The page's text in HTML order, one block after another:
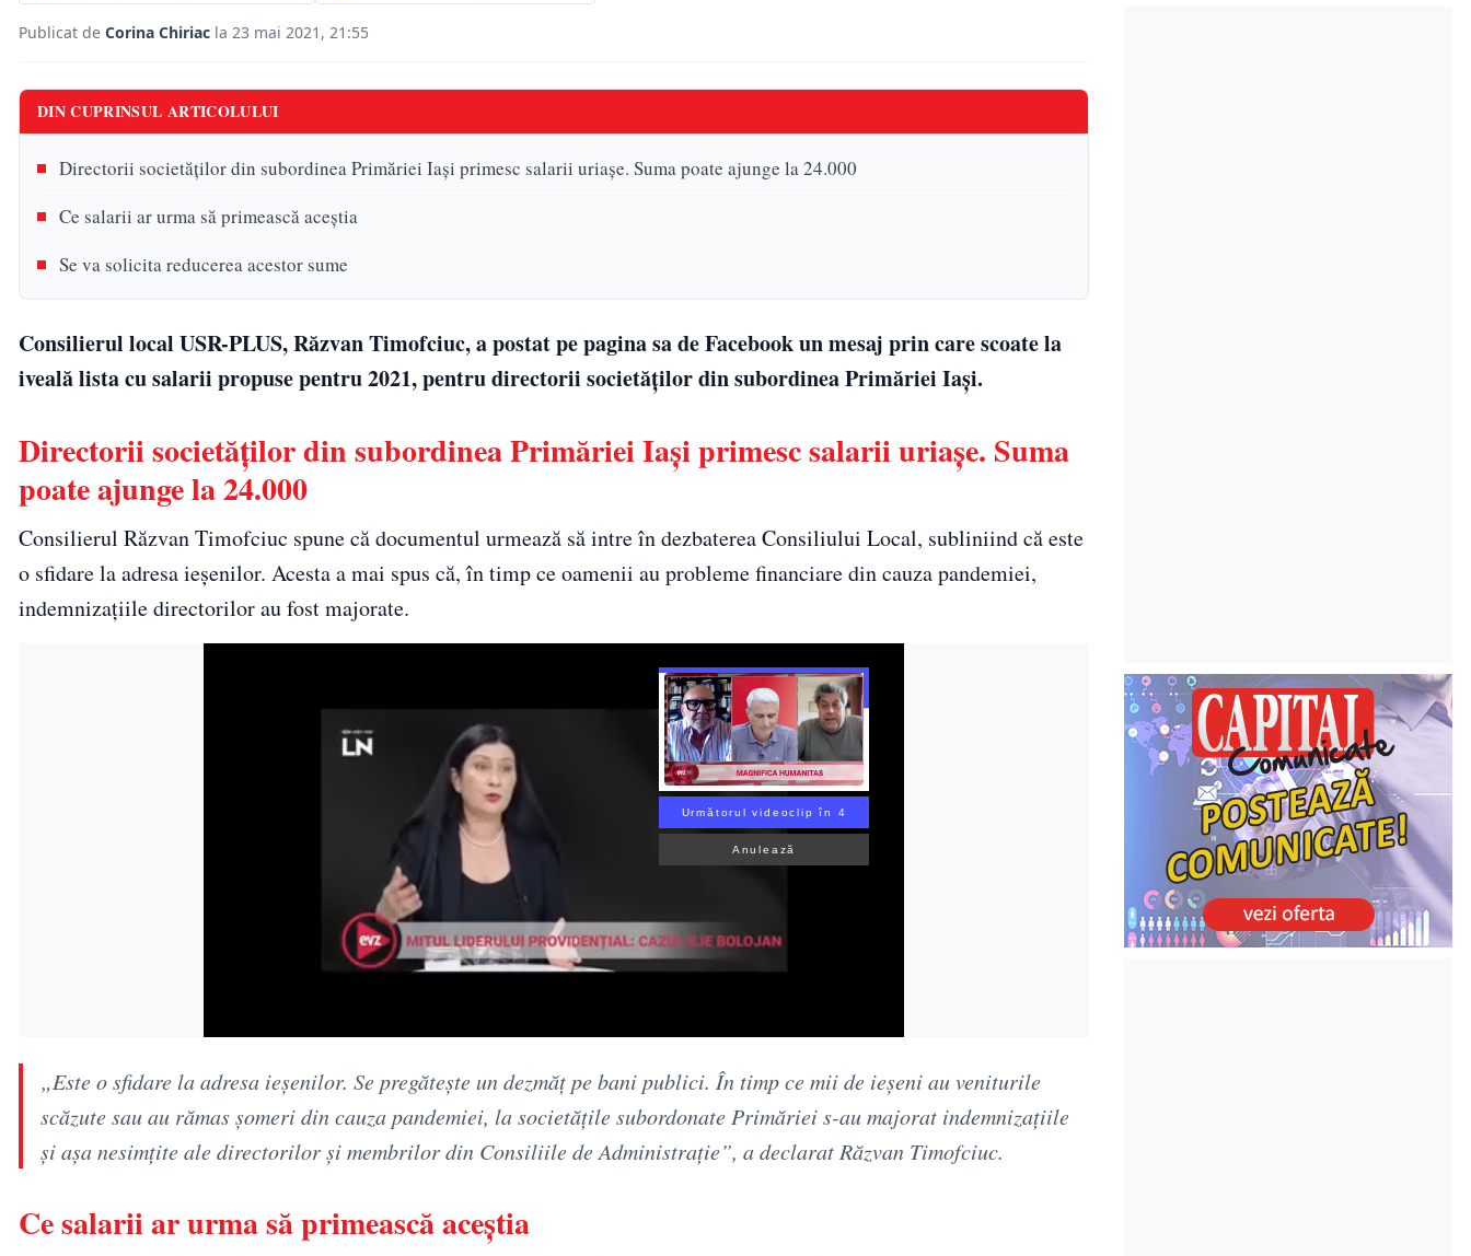
Publicat de Corina Chiriac la 23 mai 2021, 21:55
DIN CUPRINSUL ARTICOLULUI
Directorii societăților din subordinea Primăriei Iași primesc salarii uriașe. Suma poate ajunge la 24.000
Ce salarii ar urma să primească aceștia
Se va solicita reducerea acestor sume
Consilierul local USR-PLUS, Răzvan Timofciuc, a postat pe pagina sa de Facebook un mesaj prin care scoate la
iveală lista cu salarii propuse pentru 2021, pentru directorii societăților din subordinea Primăriei Iași.
Directorii societăților din subordinea Primăriei Iași primesc salarii uriașe. Suma
poate ajunge la 24.000
Consilierul Răzvan Timofciuc spune că documentul urmează să intre în dezbaterea Consiliului Local, subliniind că este
o sfidare la adresa ieșenilor. Acesta a mai spus că, în timp ce oamenii au probleme financiare din cauza pandemiei,
indemnizațiile directorilor au fost majorate.
Următorul videoclip în 3
Anulează
„Este o sfidare la adresa ieşenilor. Se pregăteşte un dezmăţ pe bani publici. În timp ce mii de ieşeni au veniturile
scăzute sau au rămas şomeri din cauza pandemiei, la societăţile subordonate Primăriei s-au majorat indemnizaţiile
şi aşa nesimţite ale directorilor şi membrilor din Consiliile de Administraţie”, a declarat Răzvan Timofciuc.
Ce salarii ar urma să primească aceștia